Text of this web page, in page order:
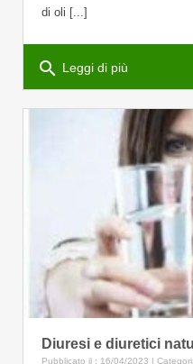
di oli [...]
search Leggi di più
Diuresi e diuretici
Pubblicato il : 16/04/2023 |